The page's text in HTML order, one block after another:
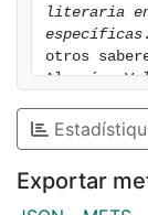
literaria
específicas
otros
Almería.
at: https://
Exportar